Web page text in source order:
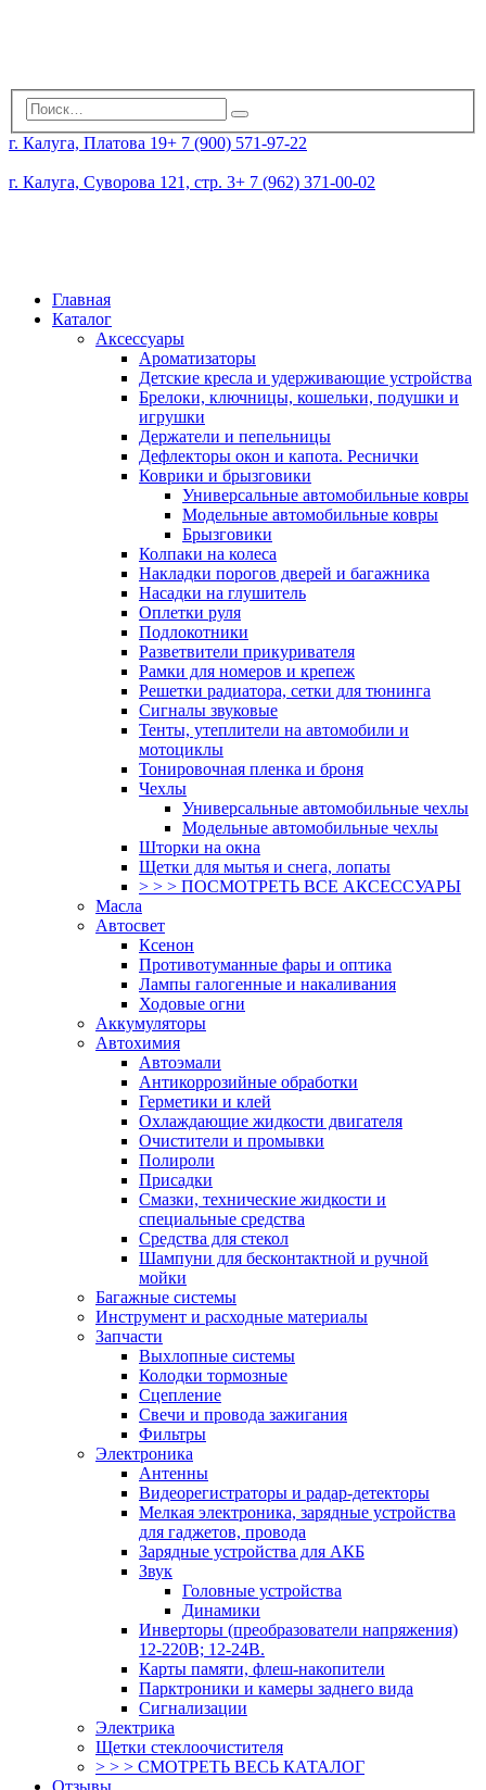
г. Калуга, Платова 19+ 7 (900) 571-97-22
г. Калуга, Суворова 121, стр. 3+ 7 (962) 371-00-02
Главная
Каталог
Аксессуары
Ароматизаторы
Детские кресла и удерживающие устройства
Брелоки, ключницы, кошельки, подушки и
игрушки
Держатели и пепельницы
Дефлекторы окон и капота. Реснички
Коврики и брызговики
Универсальные автомобильные ковры
Модельные автомобильные ковры
Брызговики
Колпаки на колеса
Накладки порогов дверей и багажника
Насадки на глушитель
Оплетки руля
Подлокотники
Разветвители прикуривателя
Рамки для номеров и крепеж
Решетки радиатора, сетки для тюнинга
Сигналы звуковые
Тенты, утеплители на автомобили и
мотоциклы
Тонировочная пленка и броня
Чехлы
Универсальные автомобильные чехлы
Модельные автомобильные чехлы
Шторки на окна
Щетки для мытья и снега, лопаты
> > > ПОСМОТРЕТЬ ВСЕ АКСЕССУАРЫ
Масла
Автосвет
Ксенон
Противотуманные фары и оптика
Лампы галогенные и накаливания
Ходовые огни
Аккумуляторы
Автохимия
Автоэмали
Антикоррозийные обработки
Герметики и клей
Охлаждающие жидкости двигателя
Очистители и промывки
Полироли
Присадки
Смазки, технические жидкости и
специальные средства
Средства для стекол
Шампуни для бесконтактной и ручной
мойки
Багажные системы
Инструмент и расходные материалы
Запчасти
Выхлопные системы
Колодки тормозные
Сцепление
Свечи и провода зажигания
Фильтры
Электроника
Антенны
Видеорегистраторы и радар-детекторы
Мелкая электроника, зарядные устройства
для гаджетов, провода
Зарядные устройства для АКБ
Звук
Головные устройства
Динамики
Инверторы (преобразователи напряжения)
12-220В; 12-24В.
Карты памяти, флеш-накопители
Парктроники и камеры заднего вида
Сигнализации
Электрика
Щетки стеклоочистителя
> > > СМОТРЕТЬ ВЕСЬ КАТАЛОГ
Отзывы